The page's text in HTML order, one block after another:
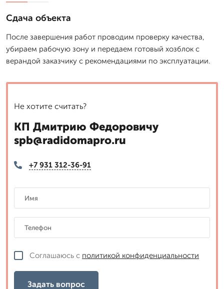
Сдача объекта
После завершения работ проводим проверку качества,
убираем рабочую зону и передаем готовый хозблок с
верандой заказчику с рекомендациями по эксплуатации.
Не хотите считать?
КП Дмитрию Федоровичу
spb@radidomapro.ru
+7 931 312-36-91
Соглашаюсь с политикой конфиденциальности
Задать вопрос